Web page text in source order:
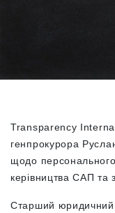
Transparency
генпрокурора
щодо персонального
керівництва САП та
Старший